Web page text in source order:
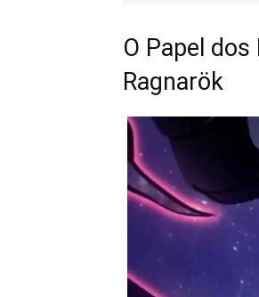
O Papel
Ragnarök